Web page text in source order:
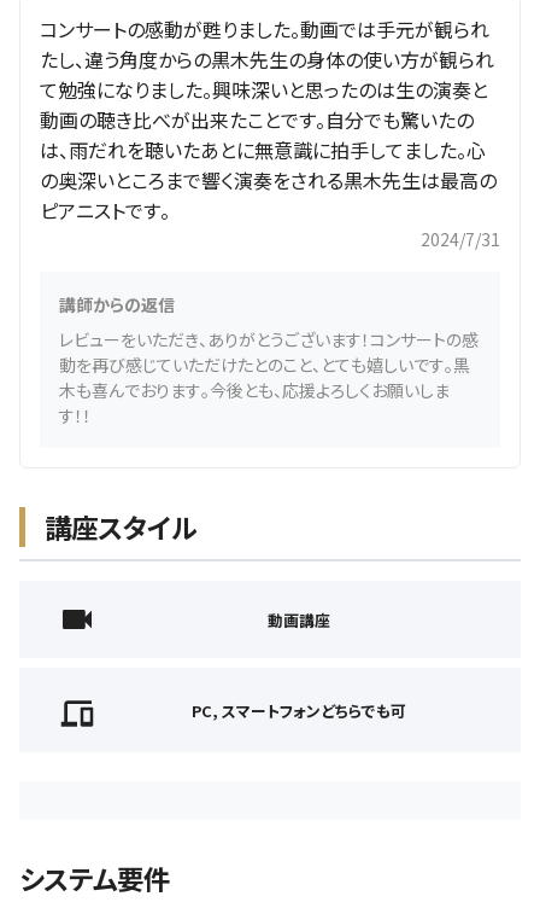
コンサートの感動が甦りました。動画では手元が観られ
たし、違う角度からの黒木先生の身体の使い方が観られ
て勉強になりました。興味深いと思ったのは生の演奏と
動画の聴き比べが出来たことです。自分でも驚いたの
は、雨だれを聴いたあとに無意識に拍手してました。心
の奥深いところまで響く演奏をされる黒木先生は最高の
ピアニストです。
2024/7/31
講師からの返信
レビューをいただき、ありがとうございます！コンサートの感
動を再び感じていただけたとのこと、とても嬉しいです。黒
木も喜んでおります。今後とも、応援よろしくお願いしま
す！！
講座スタイル
動画講座
PC, スマートフォンどちらでも可
システム要件